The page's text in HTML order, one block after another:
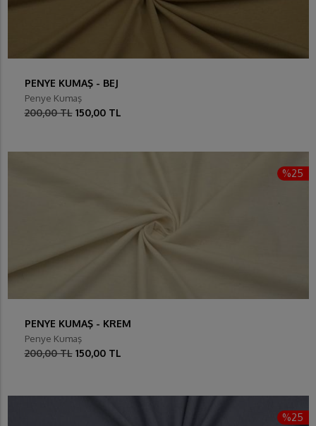
PENYE KUMAŞ - BEJ
Penye Kumaş
200,00 TL 150,00 TL
%25
PENYE KUMAŞ - KREM
Penye Kumaş
200,00 TL 150,00 TL
%25